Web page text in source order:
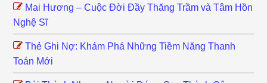
Mai Hương – Cuộc Đời Đầy Thăng Trầm và Tâm Hồn
Nghệ Sĩ
Thẻ Ghi Nợ: Khám Phá Những Tiềm Năng Thanh
Toán Mới